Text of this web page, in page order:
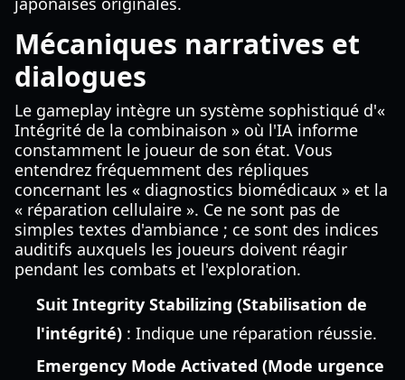
Mécaniques narratives et
dialogues
Le gameplay intègre un système sophistiqué d'«
Intégrité de la combinaison » où l'IA informe
constamment le joueur de son état. Vous
entendrez fréquemment des répliques
concernant les « diagnostics biomédicaux » et la
« réparation cellulaire ». Ce ne sont pas de
simples textes d'ambiance ; ce sont des indices
auditifs auxquels les joueurs doivent réagir
pendant les combats et l'exploration.
Suit Integrity Stabilizing (Stabilisation de
l'intégrité) : Indique une réparation réussie.
Emergency Mode Activated (Mode urgence